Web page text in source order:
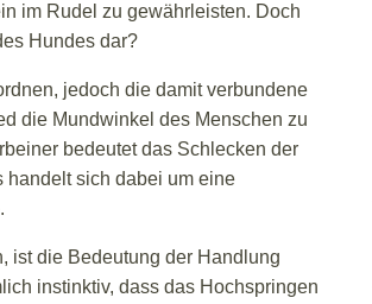
im Rudel zu gewährleisten. Doch
Hundes dar?
jedoch die damit verbundene
die Mundwinkel des Menschen zu
bedeutet das Schlecken der
handelt sich dabei um eine
ist die Bedeutung der Handlung
instinktiv, dass das Hochspringen